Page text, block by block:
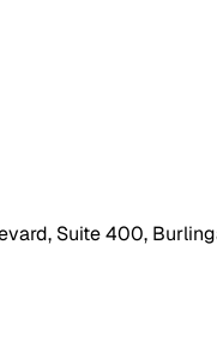
Suite 400,